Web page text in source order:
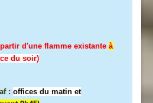
d'une flamme existante à
du soir)
: offices du matin et